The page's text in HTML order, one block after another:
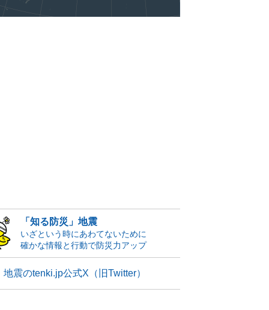
「知る防災」地震
いざという時にあわてないために
確かな情報と行動で防災力アップ
地震のtenki.jp公式X（旧Twitter）